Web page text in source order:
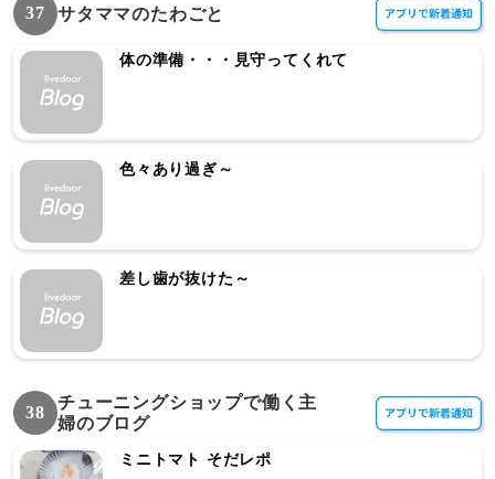
37 サタママのたわごと
体の準備・・・見守ってくれて
色々あり過ぎ～
差し歯が抜けた～
38
チューニングショップで働く主
婦のブログ
ミニトマト そだレポ